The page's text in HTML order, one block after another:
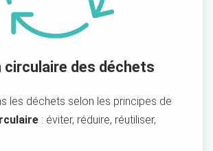
circulaire des déchets
les déchets selon les principes de
: éviter, réduire, réutiliser,